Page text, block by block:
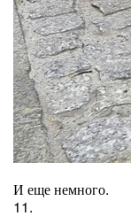
И еще немного.
11.